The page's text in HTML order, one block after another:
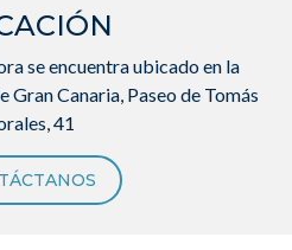
se encuentra ubicado en la
Gran Canaria, Paseo de Tomás
41